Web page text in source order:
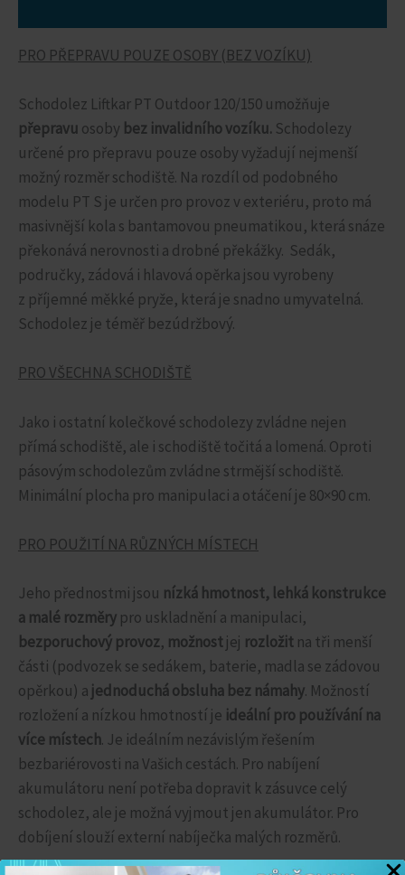
PRO PŘEPRAVU POUZE OSOBY (BEZ VOZÍKU)
Schodolez Liftkar PT Outdoor 120/150 umožňuje
přepravu osoby bez invalidního vozíku. Schodolezy
určené pro přepravu pouze osoby vyžadují nejmenší
možný rozměr schodiště. Na rozdíl od podobného
modelu PT S je určen pro provoz v exteriéru, proto má
masivnější kola s bantamovou pneumatikou, která snáze
překonává nerovnosti a drobné překážky. Sedák,
područky, zádová i hlavová opěrka jsou vyrobeny
z příjemné měkké pryže, která je snadno umyvatelná.
Schodolez je téměř bezúdržbový.
PRO VŠECHNA SCHODIŠTĚ
Jako i ostatní kolečkové schodolezy zvládne nejen
přímá schodiště, ale i schodiště točitá a lomená. Oproti
pásovým schodolezům zvládne strmější schodiště.
Minimální plocha pro manipulaci a otáčení je 80×90 cm.
PRO POUŽITÍ NA RŮZNÝCH MÍSTECH
Jeho přednostmi jsou nízká hmotnost, lehká konstrukce
a malé rozměry pro uskladnění a manipulaci,
bezporuchový provoz, možnostjej rozložit na tři menší
části (podvozek se sedákem, baterie, madla se zádovou
opěrkou) a jednoduchá obsluha bez námahy. Možností
rozložení a nízkou hmotností je ideální pro používání na
více místech. Je ideálním nezávislým řešením
bezbariérovosti na Vašich cestách. Pro nabíjení
akumulátoru není potřeba dopravit k zásuvce celý
schodolez, ale je možná vyjmout jen akumulátor. Pro
dobíjení slouží externí nabíječka malých rozměrů.